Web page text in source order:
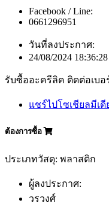
Facebook / Line:
0661296951
วันที่ลงประกาศ:
24/08/2024 18:36:28
รับซื้ออะครีลิค ติดต่อเบอร์
แชร์ไปโซเชียลมีเดี
ต้องการซื้อ
ประเภทวัสดุ: พลาสติก
ผู้ลงประกาศ:
วรวงศ์